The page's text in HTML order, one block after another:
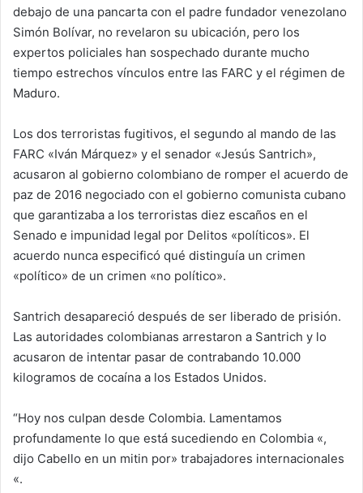
debajo de una pancarta con el padre fundador venezolano
Simón Bolívar, no revelaron su ubicación, pero los
expertos policiales han sospechado durante mucho
tiempo estrechos vínculos entre las FARC y el régimen de
Maduro.
Los dos terroristas fugitivos, el segundo al mando de las
FARC «Iván Márquez» y el senador «Jesús Santrich»,
acusaron al gobierno colombiano de romper el acuerdo de
paz de 2016 negociado con el gobierno comunista cubano
que garantizaba a los terroristas diez escaños en el
Senado e impunidad legal por Delitos «políticos». El
acuerdo nunca especificó qué distinguía un crimen
«político» de un crimen «no político».
Santrich desapareció después de ser liberado de prisión.
Las autoridades colombianas arrestaron a Santrich y lo
acusaron de intentar pasar de contrabando 10.000
kilogramos de cocaína a los Estados Unidos.
“Hoy nos culpan desde Colombia. Lamentamos
profundamente lo que está sucediendo en Colombia «,
dijo Cabello en un mitin por» trabajadores internacionales
«.